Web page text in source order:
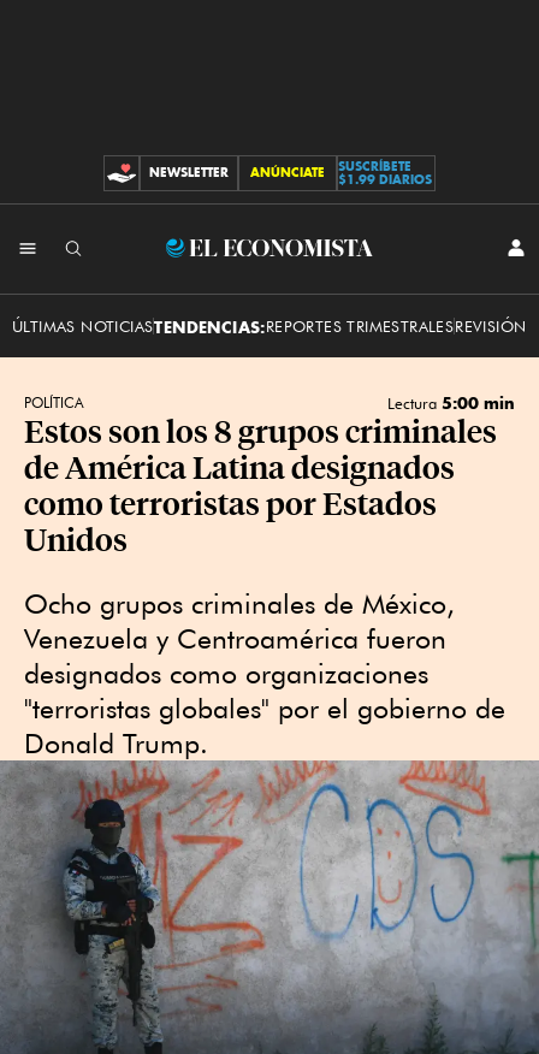
CONTRIBUCIONES
NEWSLETTER ANÚNCIATE
SUSCRÍBETE
$1.99 DIARIOS
El
ÚLTIMAS NOTICIASTENDENCIAS:REPORTES TRIMESTRALESREVISIÓN
POLÍTICA Lectura 5:00 min
Estos son los 8 grupos criminales
de América Latina designados
como terroristas por Estados
Unidos
Ocho grupos criminales de México,
Venezuela y Centroamérica fueron
designados como organizaciones
"terroristas globales" por el gobierno de
Donald Trump.